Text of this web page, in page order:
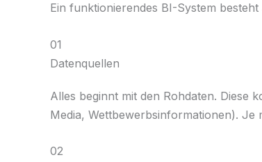
Ein funktionierendes BI-System
01
Datenquellen
Alles beginnt mit den Rohdaten. Diese
Media, Wettbewerbsinformationen). Je
02